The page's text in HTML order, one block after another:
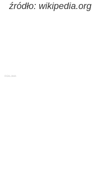
źródło: wikipedia.org